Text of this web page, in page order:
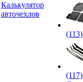
Калькулятор
авточехлов